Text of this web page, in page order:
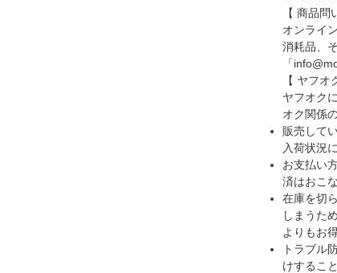
【 商品問
オンライ
消耗品、
「
【 ヤフ
ヤフオク
オク関係
販売して
入荷状況
お支払い
済はおこ
在庫を切
しまうた
よりもお
トラブル
けするこ